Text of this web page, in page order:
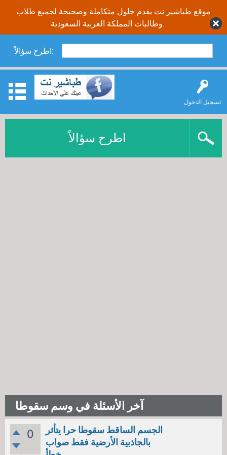
موقع طباشير نت يقدم حلول متكاملة وصحيحة لجميع طلاب
اطرح سؤالاً:
تسجيل الدخول
اطرح سؤالاً
آخر الأسئلة في وسم سقوطا
0
الجسم الساقط سقوطا حرا يتأثر
بالجاذبية الأرضية فقط صواب